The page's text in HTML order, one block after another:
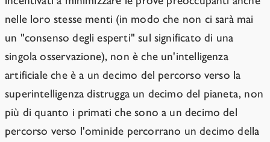
nelle loro stesse menti (in modo che non ci sarà mai
un "consenso degli esperti" sul significato di una
singola osservazione), non è che un'intelligenza
artificiale che è a un decimo del percorso verso la
superintelligenza distrugga un decimo del pianeta, non
più di quanto i primati che sono a un decimo del
percorso verso l'ominide percorrano un decimo della